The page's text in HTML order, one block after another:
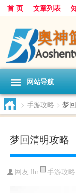
首 页 文章列表
网站导航
> 手游攻略 > 梦
梦回清明攻略
网友:lhr 手游攻略